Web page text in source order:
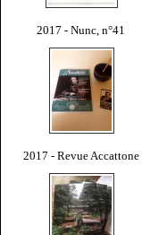
2017 - Nunc, n°41
2017 - Revue Accattone